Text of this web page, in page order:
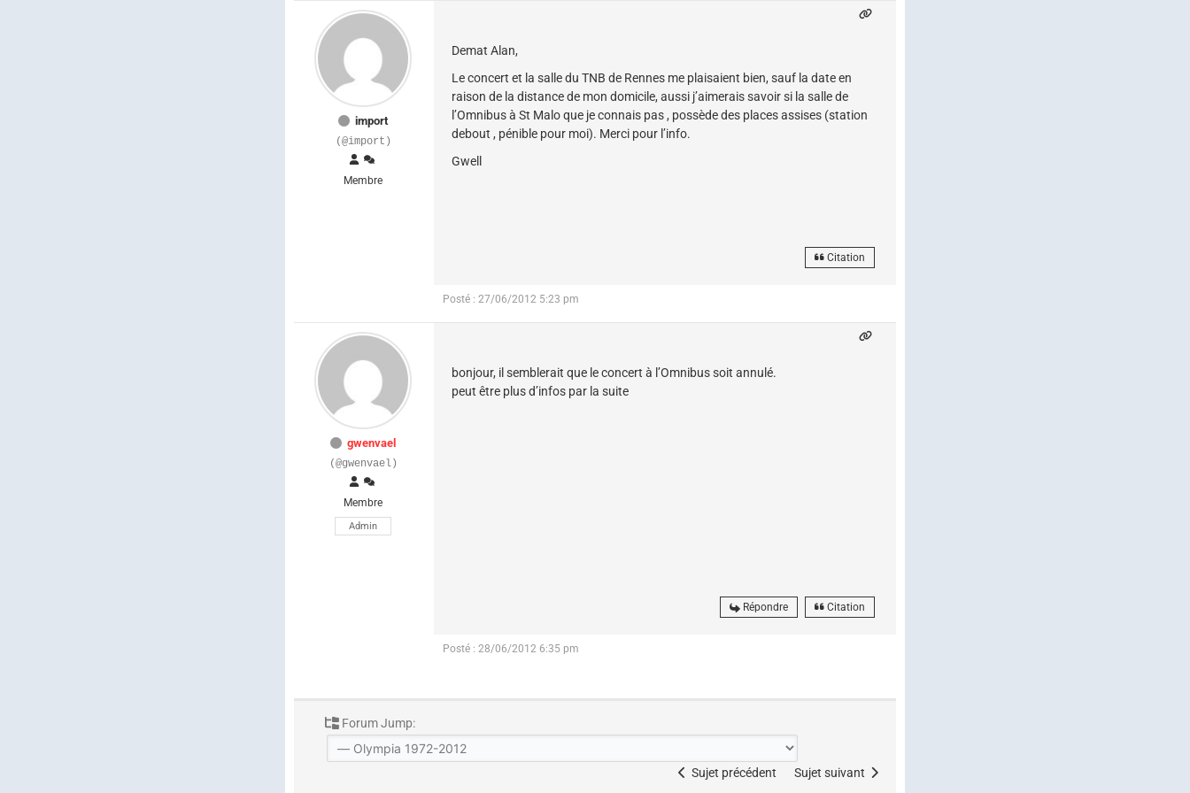
import
(@import)
Membre
Demat Alan,
Le concert et la salle du TNB de Rennes me plaisaient bien, sauf la date en
raison de la distance de mon domicile, aussi j’aimerais savoir si la salle de
l’Omnibus à St Malo que je connais pas , possède des places assises (station
debout , pénible pour moi). Merci pour l’info.
Gwell
Citation
Posté : 27/06/2012 5:23 pm
gwenvael
(@gwenvael)
Membre
Admin
bonjour, il semblerait que le concert à l’Omnibus soit annulé.
peut être plus d’infos par la suite
Répondre Citation
Posté : 28/06/2012 6:35 pm
Forum Jump:
Sujet précédent Sujet suivant